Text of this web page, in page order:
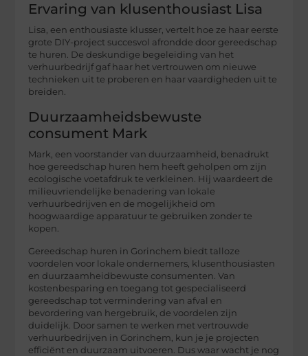
Ervaring van klusenthousiast Lisa
Lisa, een enthousiaste klusser, vertelt hoe ze haar eerste
grote DIY-project succesvol afrondde door gereedschap
te huren. De deskundige begeleiding van het
verhuurbedrijf gaf haar het vertrouwen om nieuwe
technieken uit te proberen en haar vaardigheden uit te
breiden.
Duurzaamheidsbewuste
consument Mark
Mark, een voorstander van duurzaamheid, benadrukt
hoe gereedschap huren hem heeft geholpen om zijn
ecologische voetafdruk te verkleinen. Hij waardeert de
milieuvriendelijke benadering van lokale
verhuurbedrijven en de mogelijkheid om
hoogwaardige apparatuur te gebruiken zonder te
kopen.
Gereedschap huren in Gorinchem biedt talloze
voordelen voor lokale ondernemers, klusenthousiasten
en duurzaamheidbewuste consumenten. Van
kostenbesparing en toegang tot gespecialiseerd
gereedschap tot vermindering van afval en
bevordering van hergebruik, de voordelen zijn
duidelijk. Door samen te werken met vertrouwde
verhuurbedrijven in Gorinchem, kun je je projecten
efficiënt en duurzaam uitvoeren. Dus waar wacht je nog